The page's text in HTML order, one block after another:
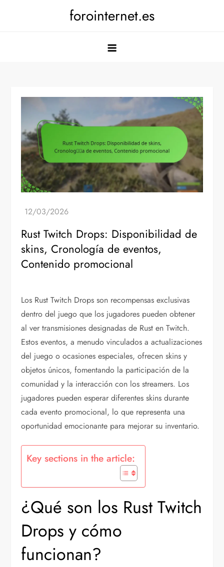
forointernet.es
Rust Twitch Drops: Disponibilidad de
skins, Cronología de eventos,
Contenido promocional
Los Rust Twitch Drops son recompensas exclusivas
dentro del juego que los jugadores pueden obtener
al ver transmisiones designadas de Rust en Twitch.
Estos eventos, a menudo vinculados a actualizaciones
del juego o ocasiones especiales, ofrecen skins y
objetos únicos, fomentando la participación de la
comunidad y la interacción con los streamers. Los
jugadores pueden esperar diferentes skins durante
cada evento promocional, lo que representa una
oportunidad emocionante para mejorar su inventario.
Key sections in the article:
¿Qué son los Rust Twitch
Drops y cómo
funcionan?